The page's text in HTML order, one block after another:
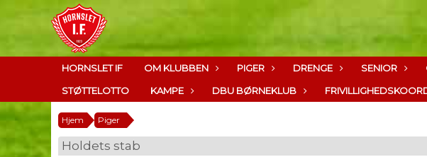
HORNSLET IF OM KLUBBEN PIGER DRENGE SENIOR
STØTTELOTTO
KAMPE DBU BØRNEKLUB
Hjem Piger
Holdets stab